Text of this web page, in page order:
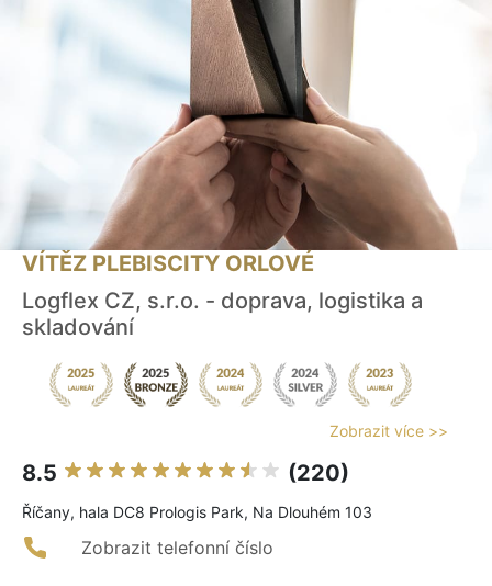
VÍTĚZ PLEBISCITY ORLOVÉ
Logflex CZ, s.r.o. - doprava, logistika a
skladování
Zobrazit více >>
8.5 (220)
Říčany, hala DC8 Prologis Park, Na Dlouhém 103
Zobrazit telefonní číslo